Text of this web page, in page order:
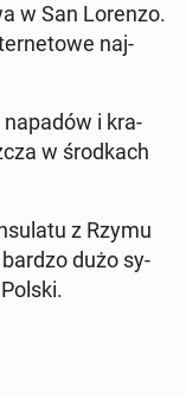
w San Lorenzo.
naj­
napadów i kra­
w środ­kach
z Rzymu
dużo sy­